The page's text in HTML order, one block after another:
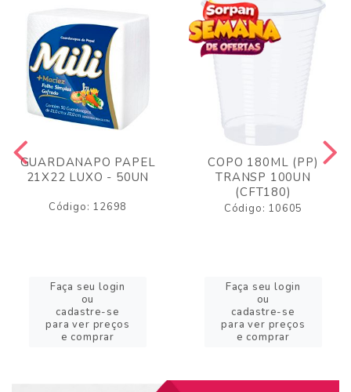
GUARDANAPO PAPEL
21X22 LUXO - 50UN
Código: 12698
Faça seu login
ou
cadastre-se
para ver preços
e comprar
COPO 180ML (PP)
TRANSP 100UN
(CFT180)
Código: 10605
Faça seu login
ou
cadastre-se
para ver preços
e comprar